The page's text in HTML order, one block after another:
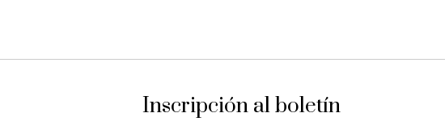
Inscripción al boletín